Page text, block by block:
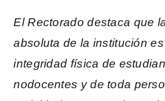
El Rectorado destaca que
absoluta de la institución
integridad física de
nodocentes y de toda